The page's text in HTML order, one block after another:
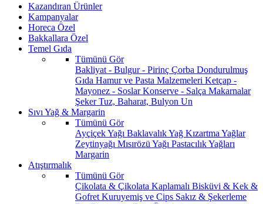
Kazandıran Ürünler
Kampanyalar
Horeca Özel
Bakkallara Özel
Temel Gıda
Tümünü Gör
Bakliyat - Bulgur - Pirinç Çorba Dondurulmuş
Gıda Hamur ve Pasta Malzemeleri Ketçap -
Mayonez - SoslarKonserve - Salça Makarnalar
ŞekerTuz, Baharat, Bulyon Un
Sıvı Yağ & Margarin
Tümünü Gör
Ayçiçek Yağı Baklavalık Yağ Kızartma Yağlar
Zeytinyağı Mısırözü Yağı Pastacılık Yağları
Margarin
Atıştırmalık
Tümünü Gör
Çikolata & Çikolata Kaplamalı Bisküvi & Kek &
Gofret Kuruyemiş ve Cips Sakız & Şekerleme